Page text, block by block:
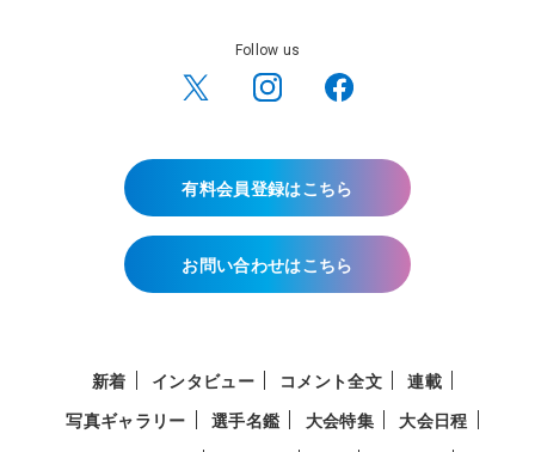
Follow us
有料会員登録はこちら
お問い合わせはこちら
新着 インタビュー コメント全文
連載
写真ギャラリー
選手名鑑 大会特集
大会日程